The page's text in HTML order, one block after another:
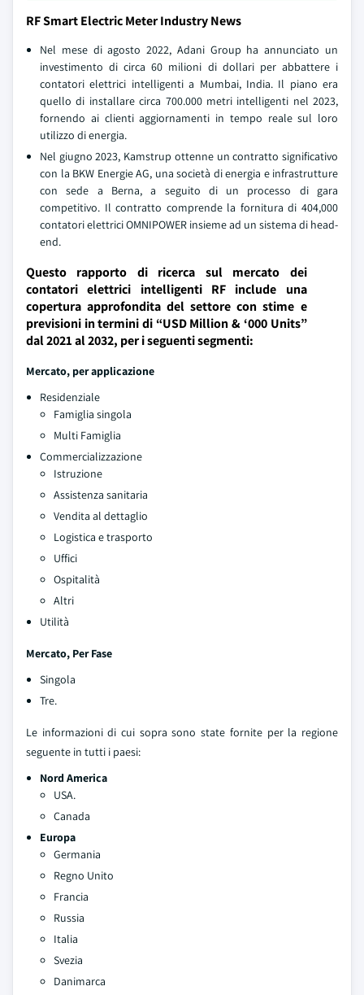
RF Smart Electric Meter Industry News
Nel mese di agosto 2022, Adani Group ha annunciato un
investimento di circa 60 milioni di dollari per abbattere i
contatori elettrici intelligenti a Mumbai, India. Il piano era
quello di installare circa 700.000 metri intelligenti nel 2023,
fornendo ai clienti aggiornamenti in tempo reale sul loro
utilizzo di energia.
Nel giugno 2023, Kamstrup ottenne un contratto significativo
con la BKW Energie AG, una società di energia e infrastrutture
con sede a Berna, a seguito di un processo di gara
competitivo. Il contratto comprende la fornitura di 404,000
contatori elettrici OMNIPOWER insieme ad un sistema di head-
end.
Questo rapporto di ricerca sul mercato dei
contatori elettrici intelligenti RF include una
copertura approfondita del settore con stime e
previsioni in termini di “USD Million & ‘000 Units”
dal 2021 al 2032, per i seguenti segmenti:
Mercato, per applicazione
Residenziale
Famiglia singola
Multi Famiglia
Commercializzazione
Istruzione
Assistenza sanitaria
Vendita al dettaglio
Logistica e trasporto
Uffici
Ospitalità
Altri
Utilità
Mercato, Per Fase
Singola
Tre.
Le informazioni di cui sopra sono state fornite per la regione
seguente in tutti i paesi:
Nord America
USA.
Canada
Europa
Germania
Regno Unito
Francia
Russia
Italia
Svezia
Danimarca